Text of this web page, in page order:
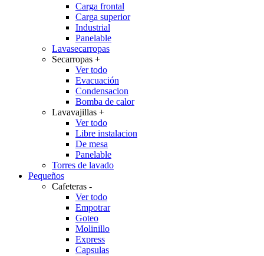
Carga frontal
Carga superior
Industrial
Panelable
Lavasecarropas
Secarropas +
Ver todo
Evacuación
Condensacion
Bomba de calor
Lavavajillas +
Ver todo
Libre instalacion
De mesa
Panelable
Torres de lavado
Pequeños
Cafeteras -
Ver todo
Empotrar
Goteo
Molinillo
Express
Capsulas